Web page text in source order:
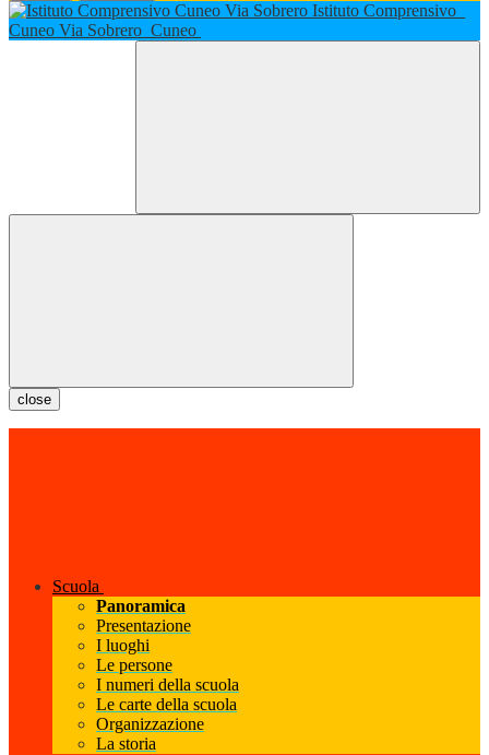
Istituto Comprensivo
Cuneo Via Sobrero Cuneo
close
Scuola
Panoramica
Presentazione
I luoghi
Le persone
I numeri della scuola
Le carte della scuola
Organizzazione
La storia